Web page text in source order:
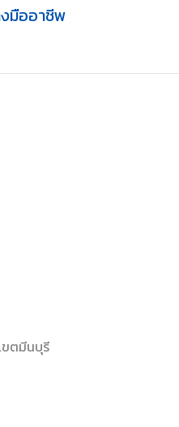
งมืออาชีพ
ขตมีนบุรี